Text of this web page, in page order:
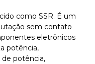
como SSR. É um
sem contato
eletrônicos
potência,
potência,